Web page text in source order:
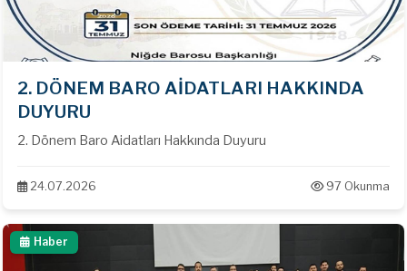
2. DÖNEM BARO AİDATLARI HAKKINDA
DUYURU
2. Dönem Baro Aidatları Hakkında Duyuru
24.07.2026 97 Okunma
Haber